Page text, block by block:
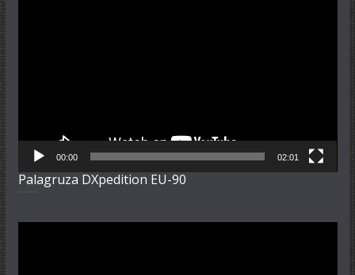
00:00 02:01
Palagruza DXpedition EU-90